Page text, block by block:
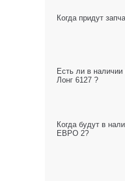
Когда придут
Есть ли в
Лонг 6127 ?
Когда будут в
ЕВРО 2?